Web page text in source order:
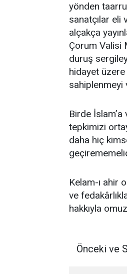
yönden
sanatçılar eli
alçakça
Çorum Valisi
duruş
hidayet
sahiplenmeyi
Birde
tepkimizi
daha hiç
Kelam-ı ahir
ve
hakkıyla
Önceki ve